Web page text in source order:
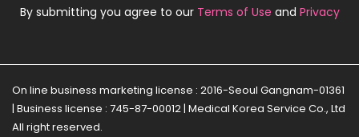
By submitting you agree to our Terms of Use and Privacy
On line business marketing license : 2016-Seoul Gangnam-01361
| Business license : 745-87-00012 | Medical Korea Service Co., Ltd
All right reserved.